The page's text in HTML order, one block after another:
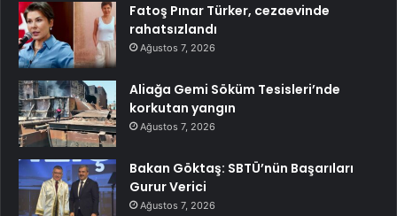
Fatoş Pınar Türker, cezaevinde
rahatsızlandı
Ağustos 7, 2026
Aliağa Gemi Söküm Tesisleri’nde
korkutan yangın
Ağustos 7, 2026
Bakan Göktaş: SBTÜ’nün Başarıları
Gurur Verici
Ağustos 7, 2026